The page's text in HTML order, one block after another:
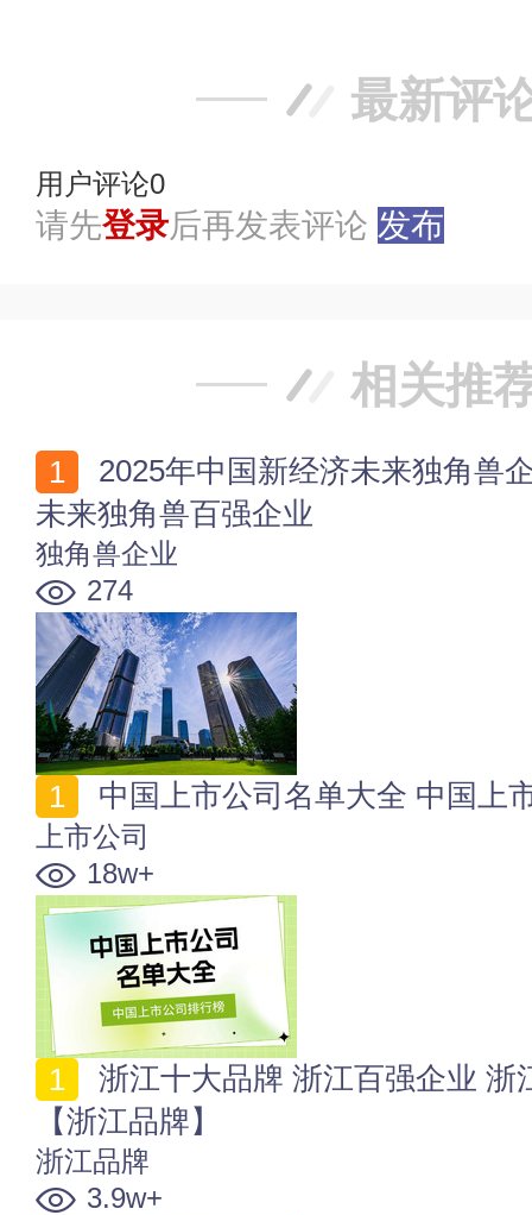
最新评
用户评论0
请先登录后再发表评论 发布
相关推
未来独角兽百强企业
独角兽企业
274
中国上市公司名单大全 中国上
上市公司
18w+
【浙江品牌】
浙江品牌
3.9w+